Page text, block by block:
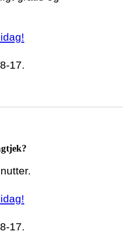
17.
17.